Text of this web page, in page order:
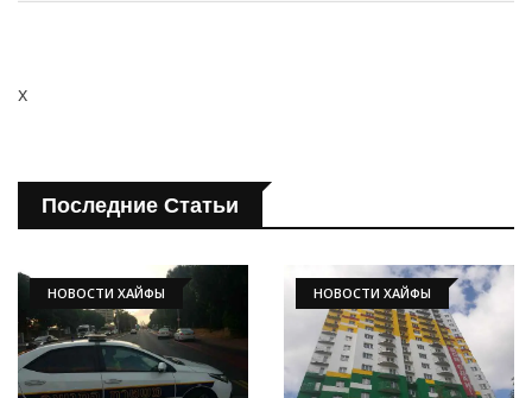
x
Последние Статьи
НОВОСТИ ХАЙФЫ НОВОСТИ ХАЙФЫ